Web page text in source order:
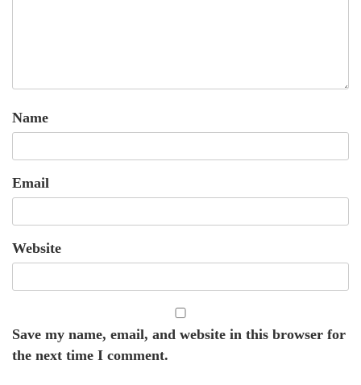
Name
Email
Website
Save my name, email, and website in this browser for
the next time I comment.